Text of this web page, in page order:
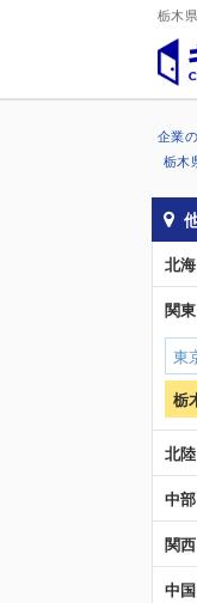
栃木
企業
栃木
北
関東
東
栃
北陸
中部
関西
中